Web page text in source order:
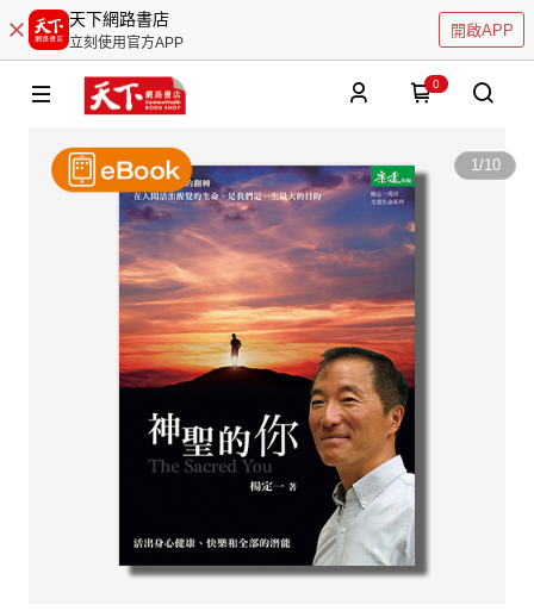
天下網路書店
立刻使用官方APP
開啟APP
0
1/10